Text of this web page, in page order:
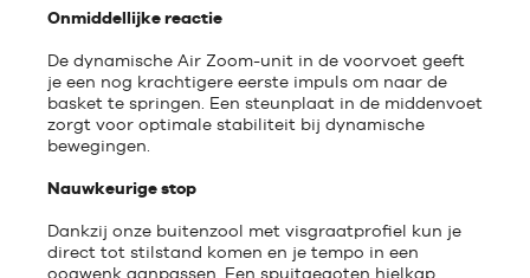
Onmiddellijke reactie
De dynamische Air Zoom-unit in de voorvoet geeft
je een nog krachtigere eerste impuls om naar de
basket te springen. Een steunplaat in de middenvoet
zorgt voor optimale stabiliteit bij dynamische
bewegingen.
Nauwkeurige stop
Dankzij onze buitenzool met visgraatprofiel kun je
direct tot stilstand komen en je tempo in een
oogwenk aanpassen. Een spuitgegoten hielkap